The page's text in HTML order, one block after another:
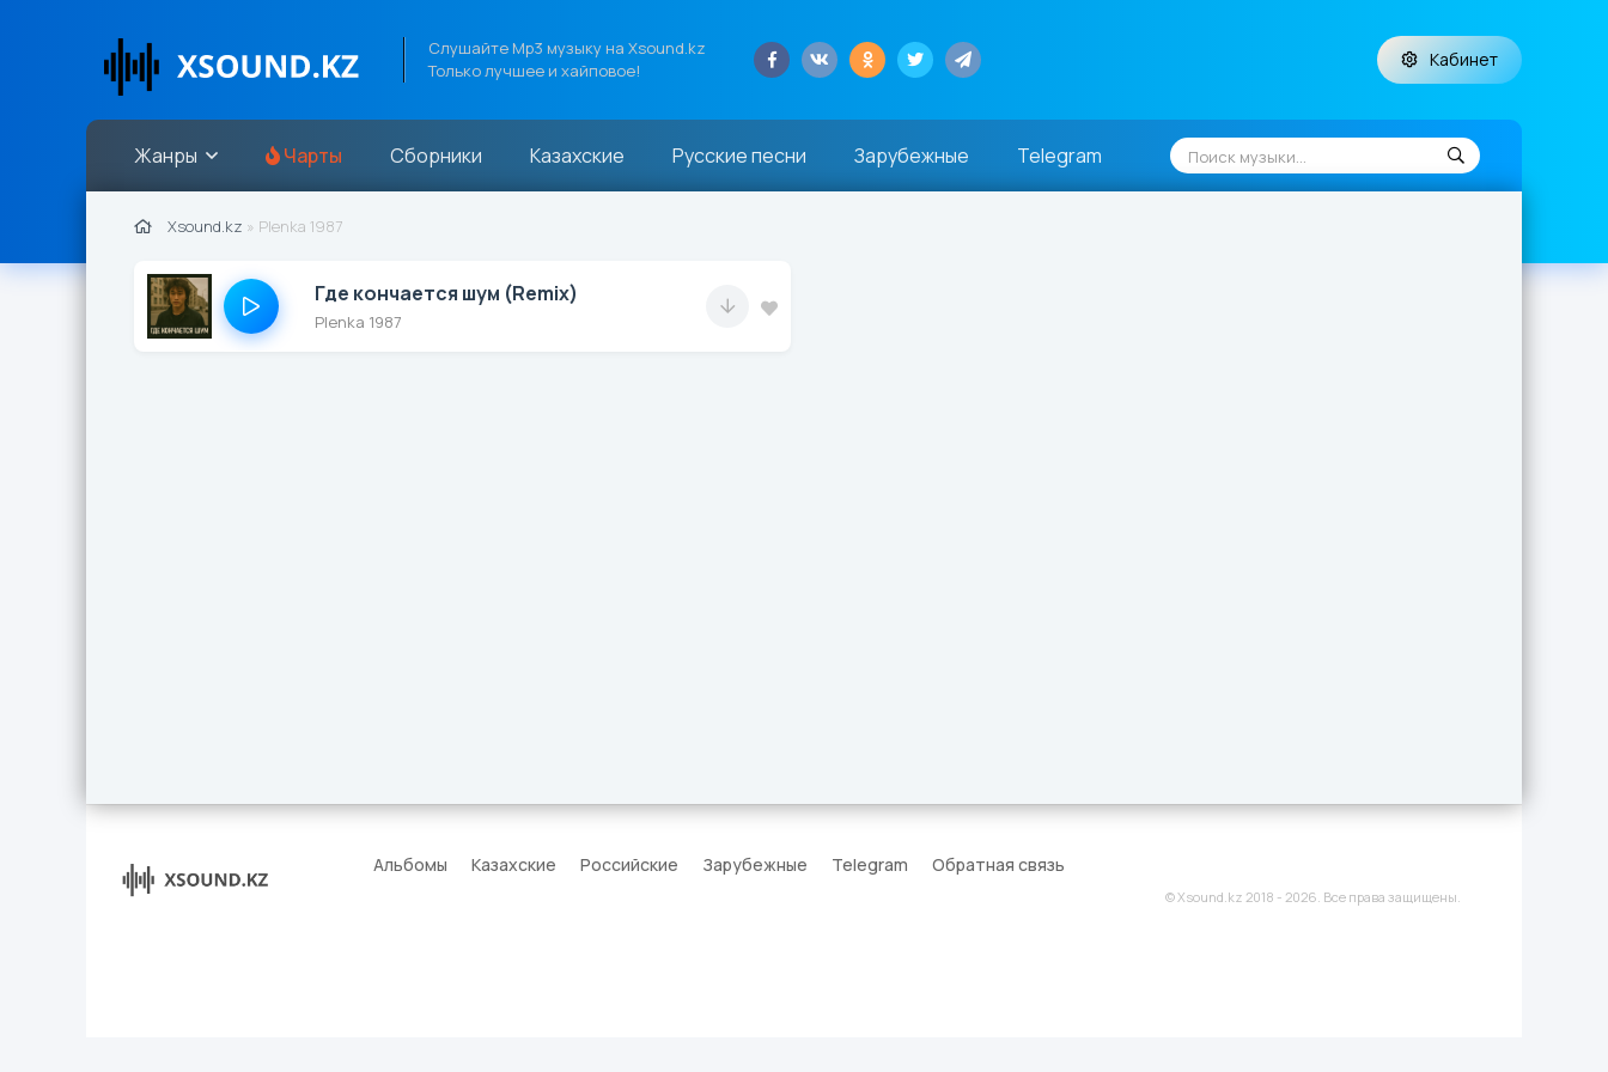
Слушайте Mp3 музыку на Xsound.kz
Только лучшее и хайповое!
Кабинет
Жанры Чарты Сборники Казахские Русские песни Зарубежные Telegram
Xsound.kz » Plenka 1987
Где кончается шум (Remix)
Plenka 1987
Альбомы Казахские Российские Зарубежные Telegram Обратная связь
© Xsound.kz 2018 - 2026. Все права защищены.